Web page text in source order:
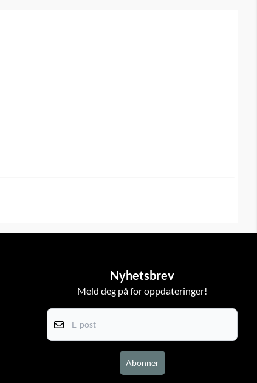
Nyhetsbrev
Meld deg på for oppdateringer!
Abonner